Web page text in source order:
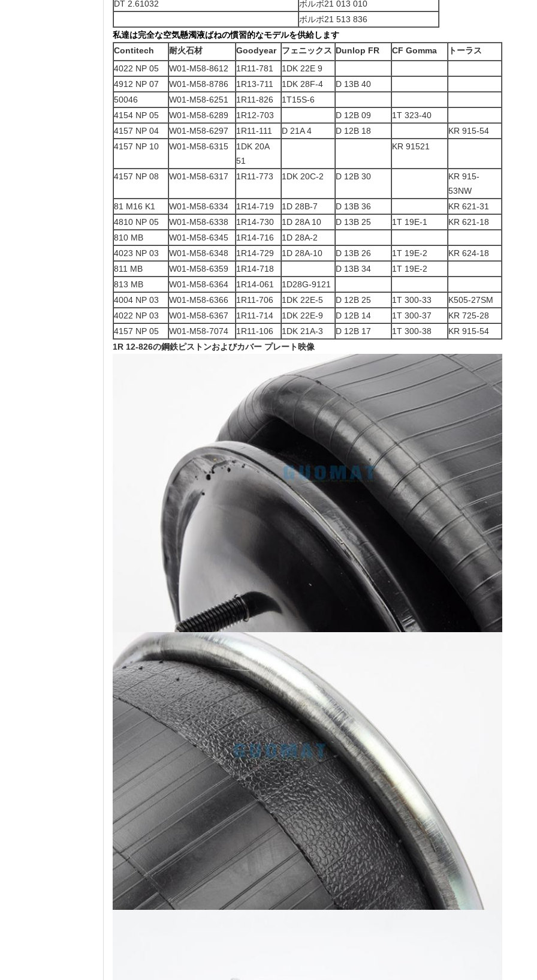
DT 2.61032
ボルボ21 013 010
ボルボ21 513 836
私達は完全な空気懸濁液ばねの慣習的なモデルを供給します
Contitech
耐火石材 Goodyear フェニックス Dunlop FR CF Gomma
トーラス
4022 NP 05
W01-M58-8612 1R11-781
1DK 22E 9
4912 NP 07
W01-M58-8786 1R13-711 1DK 28F-4
D 13B 40
50046
W01-M58-6251 1R11-826
1T15S-6
4154 NP 05
W01-M58-6289 1R12-703 D 12B 09
1T 323-40
4157 NP 04
W01-M58-6297 1R11-111 D 21A 4 D 12B 18
KR 915-54
4157 NP 10
W01-M58-6315
1DK 20A
51
KR 91521
4157 NP 08 W01-M58-6317 1R11-773 1DK 20C-2 D 12B 30
KR 915-
53NW
81 M16 K1
W01-M58-6334 1R14-719 1D 28B-7 D 13B 36
KR 621-31
4810 NP 05
W01-M58-6338 1R14-730 1D 28A 10 D 13B 25 1T 19E-1
KR 621-18
810 MB
W01-M58-6345 1R14-716
1D 28A-2
4023 NP 03
W01-M58-6348 1R14-729 1D 28A-10 D 13B 26 1T 19E-2
KR 624-18
811 MB
W01-M58-6359 1R14-718 D 13B 34
1T 19E-2
813 MB
W01-M58-6364 1R14-061
1D28G-9121
4004 NP 03
W01-M58-6366 1R11-706 1DK 22E-5 D 12B 25 1T 300-33
K505-27SM
4022 NP 03
W01-M58-6367 1R11-714 1DK 22E-9 D 12B 14 1T 300-37
KR 725-28
4157 NP 05
W01-M58-7074 1R11-106 1DK 21A-3 D 12B 17 1T 300-38
KR 915-54
1R 12-826の鋼鉄ピストンおよびカバー プレート映像